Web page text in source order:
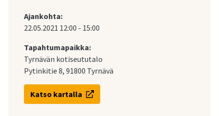
Ajankohta:
22.05.2021 12:00 - 15:00
Tapahtumapaikka:
Tyrnävän kotiseututalo
Pytinkitie 8, 91800 Tyrnävä
Katso kartalla